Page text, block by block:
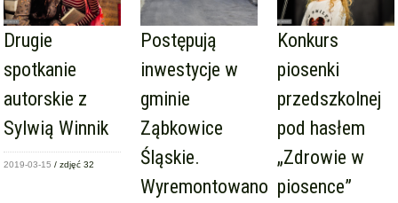
Drugie
spotkanie
autorskie z
Sylwią Winnik
2019-03-15 / zdjęć 32
Postępują
inwestycje w
gminie
Ząbkowice
Śląskie.
Wyremontowano
Konkurs
piosenki
przedszkolnej
pod hasłem
„Zdrowie w
piosence”